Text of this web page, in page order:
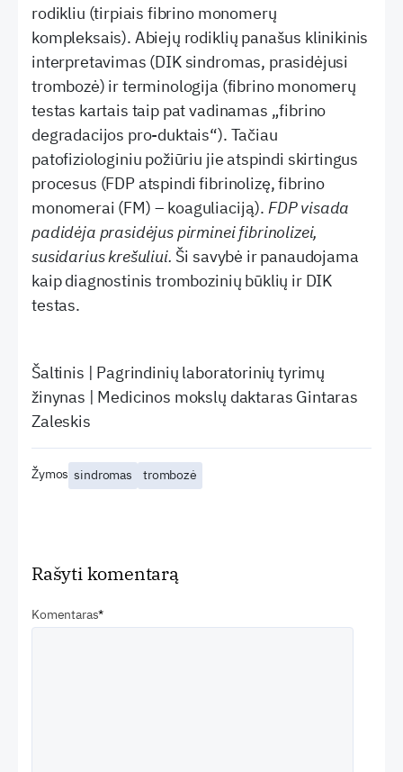
rodikliu (tirpiais fibrino monomerų
kompleksais). Abiejų rodiklių panašus klinikinis
interpretavimas (DIK sindromas, prasidėjusi
trombozė) ir terminologija (fibrino monomerų
testas kartais taip pat vadinamas „fibrino
degradacijos pro-duktais“). Tačiau
patofiziologiniu požiūriu jie atspindi skirtingus
procesus (FDP atspindi fibrinolizę, fibrino
monomerai (FM) – koaguliaciją). FDP visada
padidėja prasidėjus pirmineifibrinolizei,
susidarius krešuliui. Ši savybė ir panaudojama
kaip diagnostinis trombozinių būklių ir DIK
testas.
Šaltinis | Pagrindinių laboratorinių tyrimų
žinynas | Medicinos mokslų daktaras Gintaras
Zaleskis
Žymos sindromas trombozė
Rašyti komentarą
Komentaras